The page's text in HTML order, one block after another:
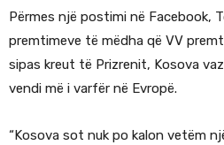
Përmes një postimi në Facebook,
premtimeve të mëdha që VV
sipas kreut të Prizrenit, Kosova
vendi më i varfër në Evropë.
“Kosova sot nuk po kalon vetëm